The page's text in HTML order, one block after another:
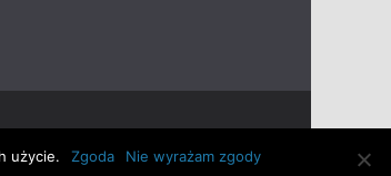
użycie. Zgoda Nie wyrażam zgody